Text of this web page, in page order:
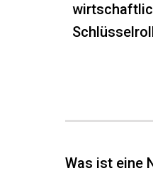
Was ist eine